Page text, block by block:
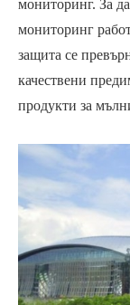
мониторинг. За
мониторинг
защита се
качествени
продукти за